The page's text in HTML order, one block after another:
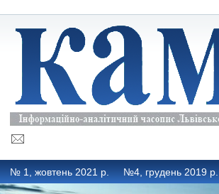
№ 1, жовтень 2021 р. №4, грудень 2019 р.